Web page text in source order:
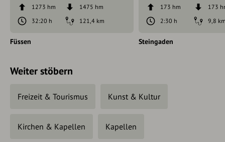
1273 hm
1475 hm
32:20 h
121,4 km
Füssen
173 hm
173
2:30 h
9,8
Steingaden
Weiter stöbern
Freizeit & Tourismus Kunst & Kultur
Kirchen & Kapellen Kapellen